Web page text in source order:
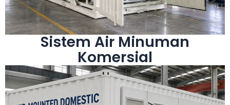
Direka untuk aplikasi air minuman di sekolah,
hospital, bangunan pejabat, kompleks
Sistem Air Minuman
Komersial
Lihat Lagi